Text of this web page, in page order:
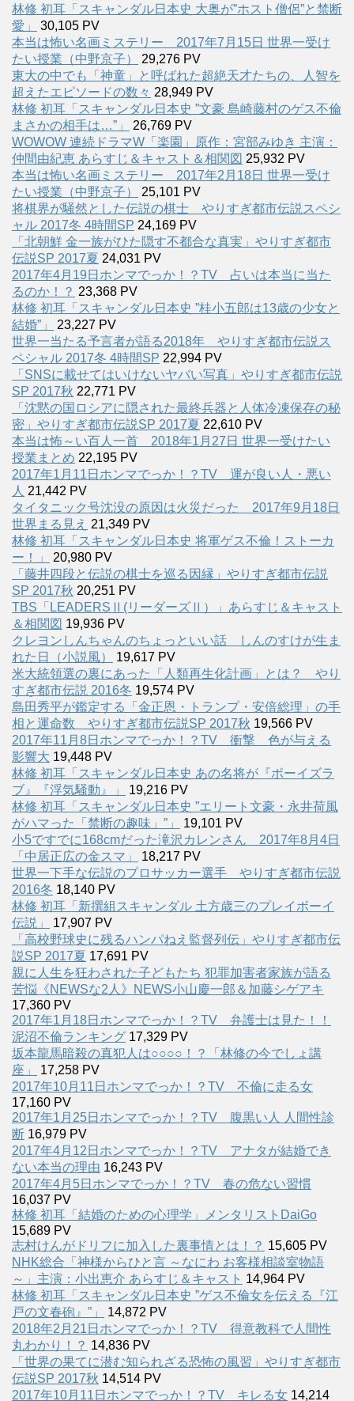
林修 初耳「スキャンダル日本史 大奥が”ホスト僧侶”と禁断
愛」
30,105 PV
本当は怖い名画ミステリー 2017年7月15日 世界一受け
たい授業（中野京子）
29,276 PV
東大の中でも「神童」と呼ばれた超絶天才たちの、人智を
超えたエピソードの数々 28,949 PV
林修 初耳「スキャンダル日本史 ”文豪 島崎藤村のゲス不倫
まさかの相手は…”」
26,769 PV
WOWOW 連続ドラマW「楽園」原作：宮部みゆき 主演：
仲間由紀恵 あらすじ＆キャスト＆相関図 25,932 PV
本当は怖い名画ミステリー 2017年2月18日 世界一受け
たい授業（中野京子）
25,101 PV
将棋界が騒然とした伝説の棋士 やりすぎ都市伝説スペシ
ャル 2017冬 4時間SP 24,169 PV
「北朝鮮 金一族がひた隠す不都合な真実」やりすぎ都市
伝説SP 2017夏 24,031 PV
2017年4月19日ホンマでっか！？TV 占いは本当に当た
るのか！？ 23,368 PV
林修 初耳「スキャンダル日本史 ”桂小五郎は13歳の少女と
結婚”」
23,227 PV
世界一当たる予言者が語る2018年 やりすぎ都市伝説ス
ペシャル 2017冬 4時間SP 22,994 PV
「SNSに載せてはいけないヤバい写真」やりすぎ都市伝説
SP 2017秋 22,771 PV
「沈黙の国ロシアに隠された最終兵器と人体冷凍保存の秘
密」やりすぎ都市伝説SP 2017夏 22,610 PV
本当は怖～い百人一首 2018年1月27日 世界一受けたい
授業まとめ 22,195 PV
2017年1月11日ホンマでっか！？TV 運が良い人・悪い
人 21,442 PV
タイタニック号沈没の原因は火災だった 2017年9月18日
世界まる見え 21,349 PV
林修 初耳「スキャンダル日本史 将軍ゲス不倫！ストーカ
ー！」
20,980 PV
「藤井四段と伝説の棋士を巡る因縁」やりすぎ都市伝説
SP 2017秋 20,251 PV
TBS「LEADERSⅡ(リーダーズⅡ）」あらすじ＆キャスト
＆相関図 19,936 PV
クレヨンしんちゃんのちょっといい話 しんのすけが生ま
れた日（小説風）
19,617 PV
米大統領選の裏にあった「人類再生化計画」とは？ やり
すぎ都市伝説 2016冬 19,574 PV
島田秀平が鑑定する「金正恩・トランプ・安倍総理」の手
相と運命数 やりすぎ都市伝説SP 2017秋 19,566 PV
2017年11月8日ホンマでっか！？TV 衝撃 色が与える
影響大 19,448 PV
林修 初耳「スキャンダル日本史 あの名将が『ボーイズラ
ブ』『浮気騒動』」
19,216 PV
林修 初耳「スキャンダル日本史 ”エリート文豪・永井荷風
がハマった「禁断の趣味」”」
19,101 PV
小5ですでに168cmだった滝沢カレンさん 2017年8月4日
「中居正広の金スマ」
18,217 PV
世界一下手な伝説のプロサッカー選手 やりすぎ都市伝説
2016冬 18,140 PV
林修 初耳「新撰組スキャンダル 土方歳三のプレイボーイ
伝説」
17,907 PV
「高校野球史に残るハンパねえ監督列伝」やりすぎ都市伝
説SP 2017夏 17,691 PV
親に人生を狂わされた子どもたち 犯罪加害者家族が語る
苦悩《NEWSな2人》NEWS小山慶一郎＆加藤シゲアキ
17,360 PV
2017年1月18日ホンマでっか！？TV 弁護士は見た！！
泥沼不倫ランキング 17,329 PV
坂本龍馬暗殺の真犯人は○○○○！？「林修の今でしょ講
座」
17,258 PV
2017年10月11日ホンマでっか！？TV 不倫に走る女
17,160 PV
2017年1月25日ホンマでっか！？TV 腹黒い人 人間性診
断 16,979 PV
2017年4月12日ホンマでっか！？TV アナタが結婚でき
ない本当の理由 16,243 PV
2017年4月5日ホンマでっか！？TV 春の危ない習慣
16,037 PV
林修 初耳「結婚のための心理学」メンタリストDaiGo
15,689 PV
志村けんがドリフに加入した裏事情とは！？ 15,605 PV
NHK総合「神様からひと言 ～なにわ お客様相談室物語
～」主演：小出恵介 あらすじ＆キャスト 14,964 PV
林修 初耳「スキャンダル日本史 ”ゲス不倫女を伝える『江
戸の文春砲』”」
14,872 PV
2018年2月21日ホンマでっか！？TV 得意教科で人間性
丸わかり！？ 14,836 PV
「世界の果てに潜む知られざる恐怖の風習」やりすぎ都市
伝説SP 2017秋 14,514 PV
2017年10月11日ホンマでっか！？TV キレる女 14,214